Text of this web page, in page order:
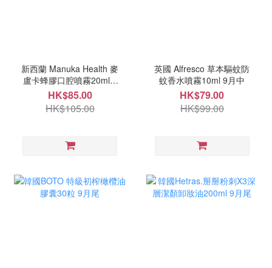
新西蘭 Manuka Health 麥
盧卡蜂膠口腔噴霧20ml 9
月中
HK$85.00
HK$105.00
英國 Alfresco 草本驅蚊防
蚊香水噴霧10ml 9月中
HK$79.00
HK$99.00